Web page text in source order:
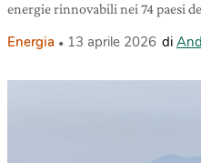
energie rinnovabili nei 74 paesi
Energia 13 aprile 2026 di